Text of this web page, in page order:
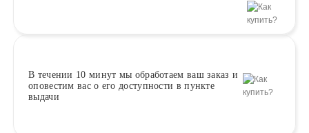
В течении 10 минут мы обработаем ваш заказ и
оповестим вас о его доступности в пункте
выдачи